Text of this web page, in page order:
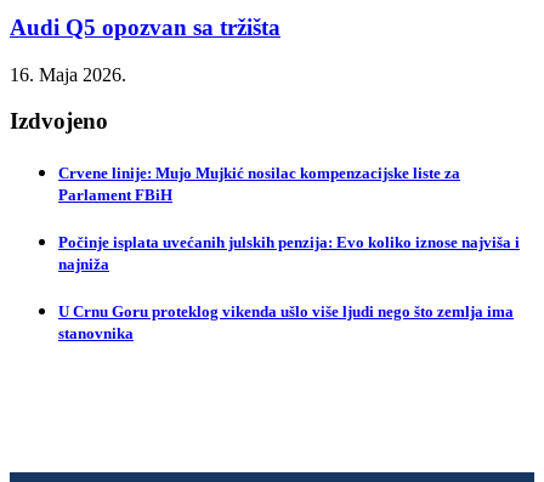
Audi Q5 opozvan sa tržišta
16. Maja 2026.
Izdvojeno
Crvene linije: Mujo Mujkić nosilac kompenzacijske liste za
Parlament FBiH
Počinje isplata uvećanih julskih penzija: Evo koliko iznose najviša i
najniža
U Crnu Goru proteklog vikenda ušlo više ljudi nego što zemlja ima
stanovnika